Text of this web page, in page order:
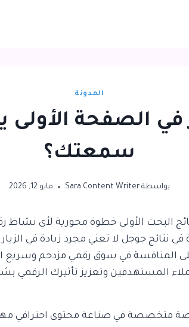
المدونة
في الصفحة الأولى
سمعتك؟
بواسطة Sara Content Writer مايو 12, 2026
البحث الأولى خطوة محورية لأي نشاط
في نتائج جوجل لا تعني مجرد زيادة في
المنافسة في سوق رقمي مزدحم وسريع
المستهدفين وتعزيز تأثيرك الرقمي